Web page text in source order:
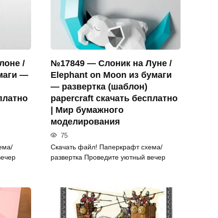
/
—
№17849 — Слоник на Луне /
Elephant on Moon из бумаги
— развертка (шаблон)
papercraft скачать бесплатно
| Мир бумажного
моделирования
75
Скачать файл! Паперкрафт схема/
развертка Проведите уютный вечер